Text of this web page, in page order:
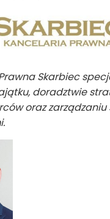
Skarbiec
doradztwie
oraz